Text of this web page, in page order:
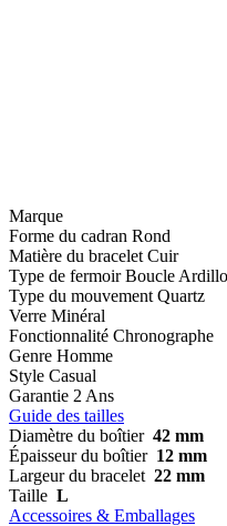
Marque
Forme du cadran Rond
Matière du bracelet Cuir
Type de fermoir Boucle
Type du mouvement Quartz
Verre Minéral
Fonctionnalité Chronographe
Genre Homme
Style Casual
Garantie 2 Ans
Guide des tailles
Diamètre du boîtier 42 mm
Épaisseur du boîtier 12 mm
Largeur du bracelet 22 mm
Taille L
Accessoires & Emballages